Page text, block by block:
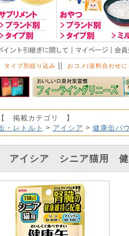
イプ別絞り込み || おコメ(送料合わせに
【 掲載カテゴリ 】
・レトルト
> アイシア > 健康缶パ
アイシア シニア猫用